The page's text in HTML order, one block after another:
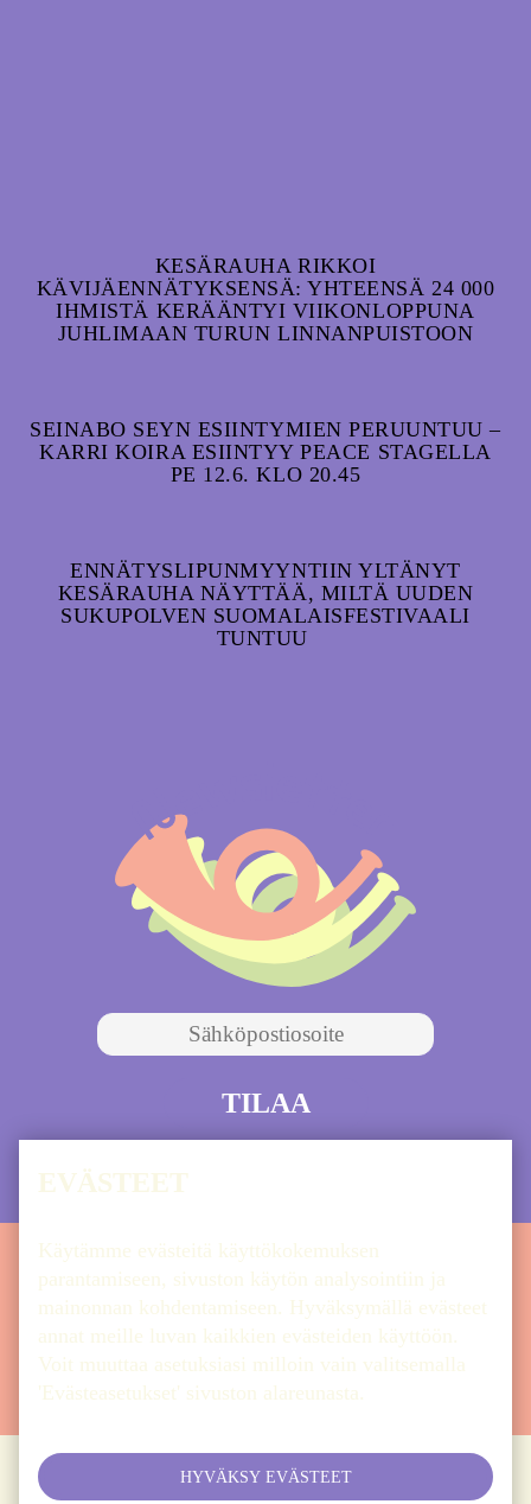
KESÄRAUHA RIKKOI
KÄVIJÄENNÄTYKSENSÄ: YHTEENSÄ 24 000
IHMISTÄ KERÄÄNTYI VIIKONLOPPUNA
JUHLIMAAN TURUN LINNANPUISTOON
SEINABO SEYN ESIINTYMIEN PERUUNTUU –
KARRI KOIRA ESIINTYY PEACE STAGELLA
PE 12.6. KLO 20.45
ENNÄTYSLIPUNMYYNTIIN YLTÄNYT
KESÄRAUHA NÄYTTÄÄ, MILTÄ UUDEN
SUKUPOLVEN SUOMALAISFESTIVAALI
TUNTUU
ETUSIVU ARTISTIT OHJELMA
LIPUT
UUTISET
INFO
SYÖ & JUO
NÄE & KOE
AIKATAULU
EVÄSTEET
Käytämme evästeitä käyttökokemuksen
parantamiseen, sivuston käytön analysointiin ja
mainonnan kohdentamiseen. Hyväksymällä evästeet
annat meille luvan kaikkien evästeiden käyttöön.
Voit muuttaa asetuksiasi milloin vain valitsemalla
'Evästeasetukset' sivuston alareunasta.
HYVÄKSY EVÄSTEET